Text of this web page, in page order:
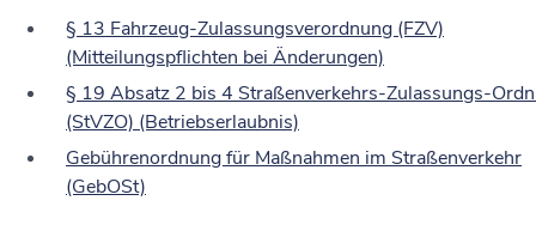
§ 13 Fahrzeug-Zulassungsverordnung (FZV)
(Mitteilungspflichten bei Änderungen)
§ 19 Absatz 2 bis 4 Straßenverkehrs-Zulassungs-
(StVZO) (Betriebserlaubnis)
Gebührenordnung für Maßnahmen im Straßenverkehr
(GebOSt)